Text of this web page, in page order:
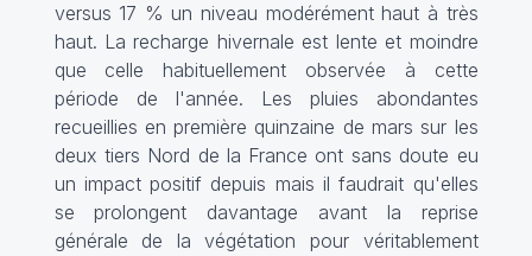
versus 17 % un niveau modérément haut à très
haut. La recharge hivernale est lente et moindre
que celle habituellement observée à cette
période de l'année. Les pluies abondantes
recueillies en première quinzaine de mars sur les
deux tiers Nord de la France ont sans doute eu
un impact positif depuis mais il faudrait qu'elles
se prolongent davantage avant la reprise
générale de la végétation pour véritablement